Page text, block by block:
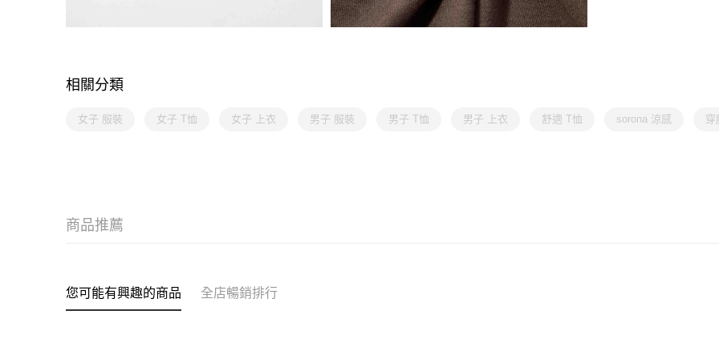
相關分類
女子 服裝 女子 T恤 女子 上衣 男子 服裝 男子 T恤 男子 上衣 舒適 T恤 sorona 涼感 穿
商品推薦
您可能有興趣的商品 全店暢銷排行